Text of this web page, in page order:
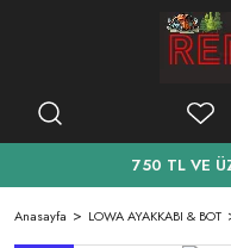
750 TL VE
Anasayfa LOWA AYAKKABI & BOT